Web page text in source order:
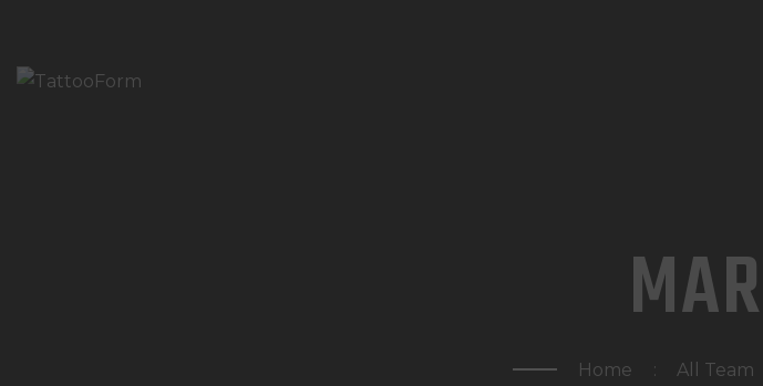
Home All Team
CONTATTI